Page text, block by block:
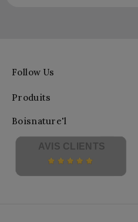
Follow Us
Produits
Boisnature'l
AVIS CLIENTS